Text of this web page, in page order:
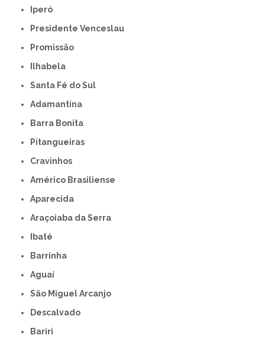
Iperó
Presidente Venceslau
Promissão
Ilhabela
Santa Fé do Sul
Adamantina
Barra Bonita
Pitangueiras
Cravinhos
Américo Brasiliense
Aparecida
Araçoiaba da Serra
Ibaté
Barrinha
Aguaí
São Miguel Arcanjo
Descalvado
Bariri